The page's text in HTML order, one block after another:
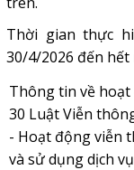
Thời gian thực
30/4/2026 đến hết
Thông tin về
30 Luật Viễn
- Hoạt động viễn
và sử dụng dịch